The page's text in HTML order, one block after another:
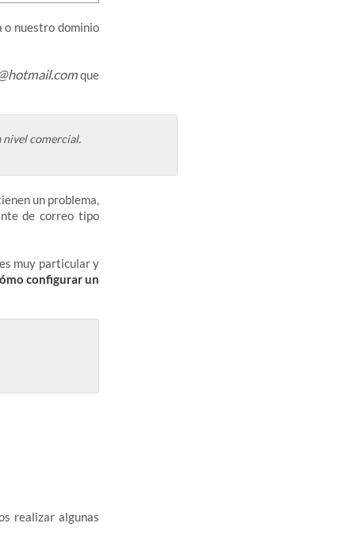
o nuestro dominio
que
nivel comercial.
un problema,
de correo tipo
muy particular y
configurar un
realizar algunas